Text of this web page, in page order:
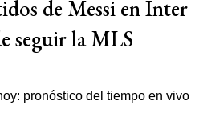
de Messi en Inter
seguir la MLS